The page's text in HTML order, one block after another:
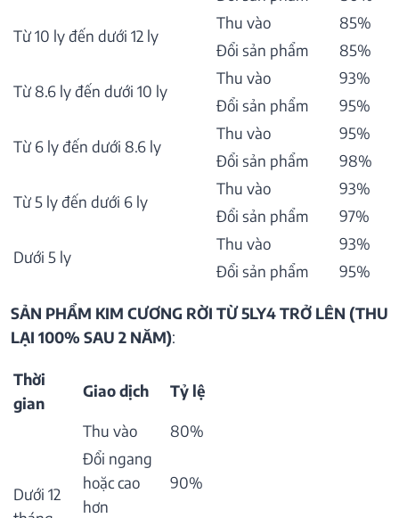
Từ 10 ly đến dưới 12 ly
Thu vào
85%
Đổi sản phẩm
85%
Từ 8.6 ly đến dưới 10 ly
Thu vào
93%
Đổi sản phẩm
95%
Từ 6 ly đến dưới 8.6 ly
Thu vào
95%
Đổi sản phẩm
98%
Từ 5 ly đến dưới 6 ly
Thu vào
93%
Đổi sản phẩm
97%
Dưới 5 ly
Thu vào
93%
Đổi sản phẩm
95%
SẢN PHẨM KIM CƯƠNG RỜI TỪ 5LY4 TRỞ LÊN (THU
LẠI 100% SAU 2 NĂM):
Thời
gian
Giao dịch Tỷ lệ
Dưới 12
Thu vào
80%
Đổi ngang
hoặc cao
hơn
90%